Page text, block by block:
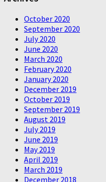
October 2020
September 2020
July 2020
June 2020
March 2020
February 2020
January 2020
December 2019
October 2019
September 2019
August 2019
July 2019
June 2019
May 2019
April 2019
March 2019
December 2018